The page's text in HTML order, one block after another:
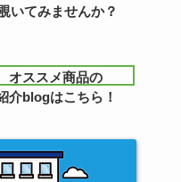
いてみませんか？
​オススメ商品の
介blogはこちら！